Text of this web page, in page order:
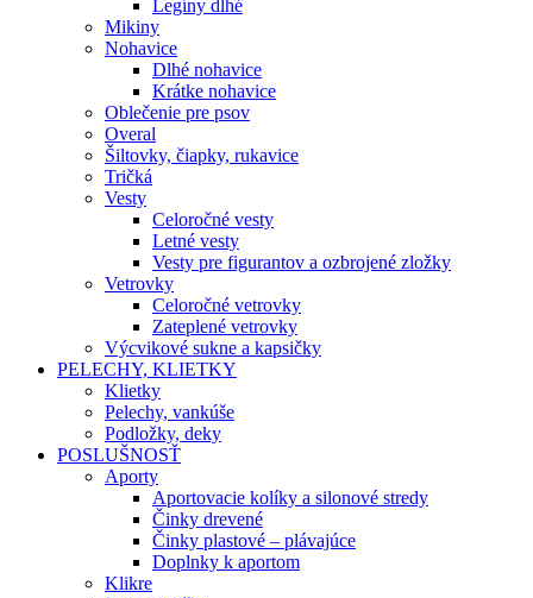
Legíny dlhé
Mikiny
Nohavice
Dlhé nohavice
Krátke nohavice
Oblečenie pre psov
Overal
Šiltovky, čiapky, rukavice
Tričká
Vesty
Celoročné vesty
Letné vesty
Vesty pre figurantov a ozbrojené zložky
Vetrovky
Celoročné vetrovky
Zateplené vetrovky
Výcvikové sukne a kapsičky
PELECHY, KLIETKY
Klietky
Pelechy, vankúše
Podložky, deky
POSLUŠNOSŤ
Aporty
Aportovacie kolíky a silonové stredy
Činky drevené
Činky plastové – plávajúce
Doplnky k aportom
Klikre